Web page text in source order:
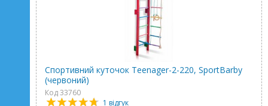
Спортивний куточок Teenager-2-220, SportBarby
(червоний)
Код 33760
1 відгук